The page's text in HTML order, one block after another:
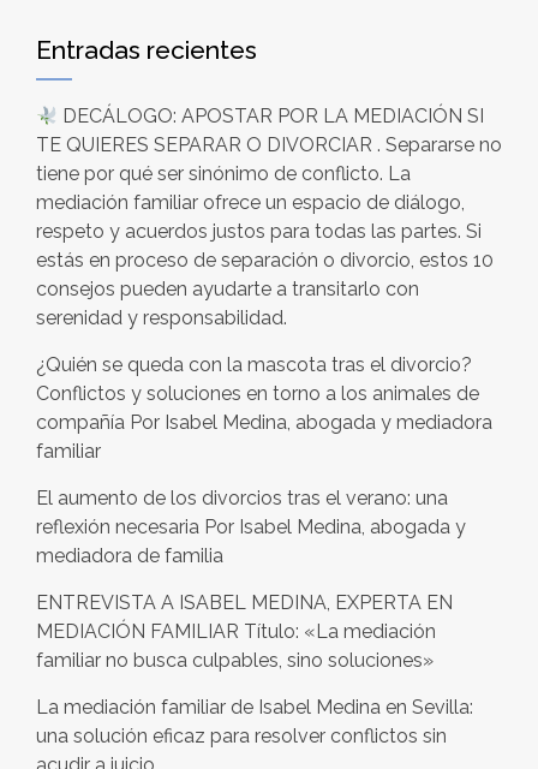
Entradas recientes
DECÁLOGO: APOSTAR POR LA MEDIACIÓN SI
TE QUIERES SEPARAR O DIVORCIAR . Separarse no
tiene por qué ser sinónimo de conflicto. La
mediación familiar ofrece un espacio de diálogo,
respeto y acuerdos justos para todas las partes. Si
estás en proceso de separación o divorcio, estos 10
consejos pueden ayudarte a transitarlo con
serenidad y responsabilidad.
¿Quién se queda con la mascota tras el divorcio?
Conflictos y soluciones en torno a los animales de
compañía Por Isabel Medina, abogada y mediadora
familiar
El aumento de los divorcios tras el verano: una
reflexión necesaria Por Isabel Medina, abogada y
mediadora de familia
ENTREVISTA A ISABEL MEDINA, EXPERTA EN
MEDIACIÓN FAMILIAR Título: «La mediación
familiar no busca culpables, sino soluciones»
La mediación familiar de Isabel Medina en Sevilla:
una solución eficaz para resolver conflictos sin